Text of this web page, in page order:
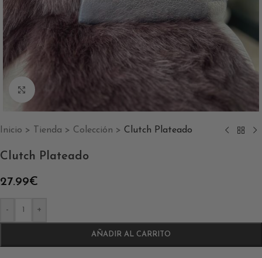
Clic para ampliar
Inicio > Tienda > Colección > Clutch Plateado
Clutch Plateado
27.99€
- +
AÑADIR AL CARRITO